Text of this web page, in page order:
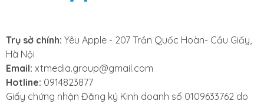
đề này, Xoăn Store sẽ là một điểm đến đáp ứng được
chất lượng sản phẩm, dịch vụ tuyệt vời cho bạn. Xoăn
Store luôn tự hào bởi đội ngũ kỹ thuật viên dày dặn
kinh nghiệm trong nghề, cùng các thiết bị máy móc
hiện đại đảm bảo chất lượng màn hình luôn ở mức
Trụ sở chính: Yêu Apple - 207 Trần Quốc Hoàn- Cầu Giấy,
Hà Nội
Email: xtmedia.group@gmail.com
Hotline: 0914823877
Giấy chứng nhận Đăng ký Kinh doanh số 0109633762 do